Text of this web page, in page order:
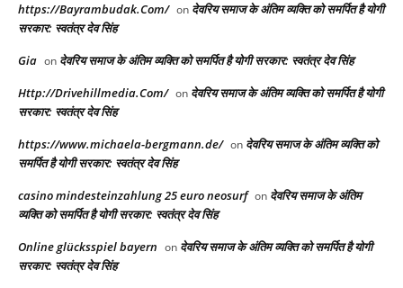
https://Bayrambudak.Com/ on देवरिय समाज के अंतिम व्यक्ति को समर्पित है योगी
सरकार: स्वतंत्र देव सिंह
Gia on देवरिय समाज के अंतिम व्यक्ति को समर्पित है योगी सरकार: स्वतंत्र देव सिंह
Http://Drivehillmedia.Com/ on देवरिय समाज के अंतिम व्यक्ति को समर्पित है योगी
सरकार: स्वतंत्र देव सिंह
https://www.michaela-bergmann.de/ on देवरिय समाज के अंतिम व्यक्ति को
समर्पित है योगी सरकार: स्वतंत्र देव सिंह
casino mindesteinzahlung 25 euro neosurf on देवरिय समाज के अंतिम
व्यक्ति को समर्पित है योगी सरकार: स्वतंत्र देव सिंह
Online glücksspiel bayern on देवरिय समाज के अंतिम व्यक्ति को समर्पित है योगी
सरकार: स्वतंत्र देव सिंह